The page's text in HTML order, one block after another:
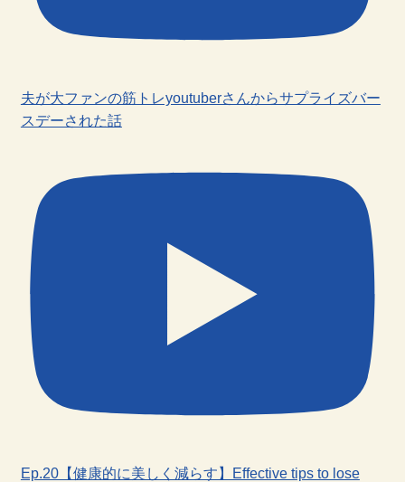
夫が大ファンの筋トレyoutuberさんからサプライズバー
スデーされた話
Ep.20【健康的に美しく減らす】Effective tips to lose